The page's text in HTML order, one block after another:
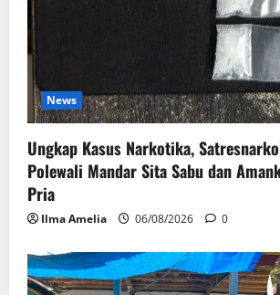
News
Ungkap Kasus Narkotika,
Polewali Mandar Sita Sabu dan
Pria
Ilma Amelia 06/08/2026 0